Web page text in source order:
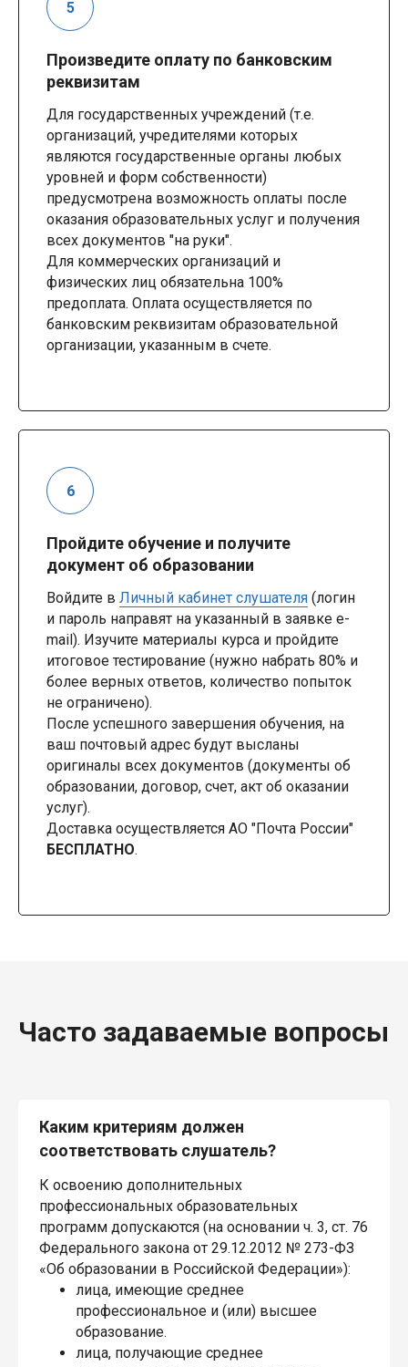
Произведите оплату по банковским
реквизитам
Для государственных учреждений (т.е.
организаций, учредителями которых
являются государственные органы любых
уровней и форм собственности)
предусмотрена возможность оплаты после
оказания образовательных услуг и получения
всех документов "на руки".
Для коммерческих организаций и
физических лиц обязательна 100%
предоплата. Оплата осуществляется по
банковским реквизитам образовательной
организации, указанным в счете.
Пройдите обучение и получите
документ об образовании
Войдите в Личный кабинет слушателя (логин
и пароль направят на указанный в заявке e-
mail). Изучите материалы курса и пройдите
итоговое тестирование (нужно набрать 80% и
более верных ответов, количество попыток
не ограничено).
После успешного завершения обучения, на
ваш почтовый адрес будут высланы
оригиналы всех документов (документы об
образовании, договор, счет, акт об оказании
услуг).
Доставка осуществляется АО "Почта России"
БЕСПЛАТНО.
Часто задаваемые вопросы
Каким критериям должен
соответствовать слушатель?
К освоению дополнительных
профессиональных образовательных
программ допускаются (на основании ч. 3, ст. 76
Федерального закона от 29.12.2012 № 273-ФЗ
«Об образовании в Российской Федерации»):
лица, имеющие среднее
профессиональное и (или) высшее
образование.
лица, получающие среднее